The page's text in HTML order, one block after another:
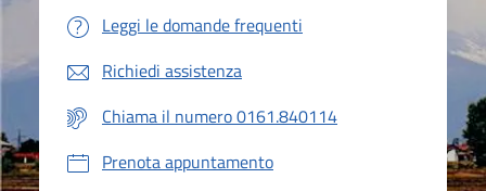
Leggi le domande frequenti
Richiedi assistenza
Chiama il numero 0161.840114
Prenota appuntamento